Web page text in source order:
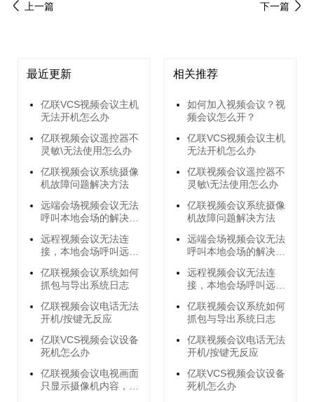
上一篇 下一篇
最近更新
亿联VCS视频会议主机
无法开机怎么办
亿联视频会议遥控器不
灵敏\无法使用怎么办
亿联视频会议系统摄像
机故障问题解决方法
远端会场视频会议无法
呼叫本地会场的解决方
远程视频会议无法连
接，本地会场呼叫远端
亿联视频会议系统如何
抓包与导出系统日志
亿联视频会议电话无法
开机/按键无反应
亿联VCS视频会议设备
死机怎么办
亿联视频会议电视画面
只显示摄像机内容，不
相关推荐
如何加入视频会议？视
频会议怎么开？
亿联VCS视频会议主机
无法开机怎么办
亿联视频会议遥控器不
灵敏\无法使用怎么办
亿联视频会议系统摄像
机故障问题解决方法
远端会场视频会议无法
呼叫本地会场的解决方
远程视频会议无法连
接，本地会场呼叫远端
亿联视频会议系统如何
抓包与导出系统日志
亿联视频会议电话无法
开机/按键无反应
亿联VCS视频会议设备
死机怎么办